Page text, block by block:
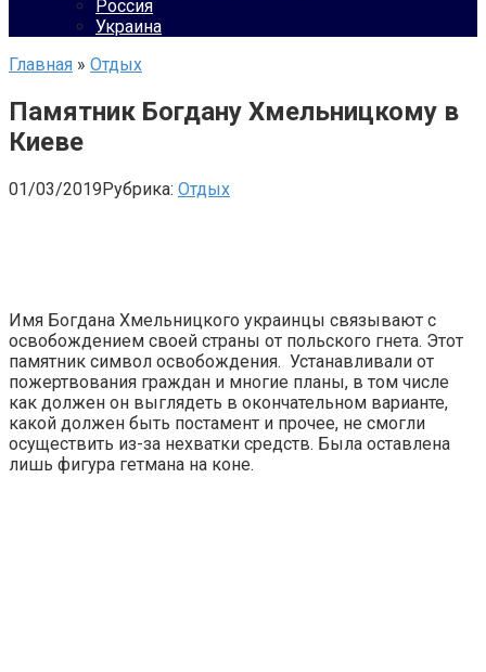
Россия
Украина
Главная » Отдых
Памятник Богдану Хмельницкому в
Киеве
01/03/2019Рубрика: Отдых
Имя Богдана Хмельницкого украинцы связывают с
освобождением своей страны от польского гнета. Этот
памятник символ освобождения. Устанавливали от
пожертвования граждан и многие планы, в том числе
как должен он выглядеть в окончательном варианте,
какой должен быть постамент и прочее, не смогли
осуществить из-за нехватки средств. Была оставлена
лишь фигура гетмана на коне.